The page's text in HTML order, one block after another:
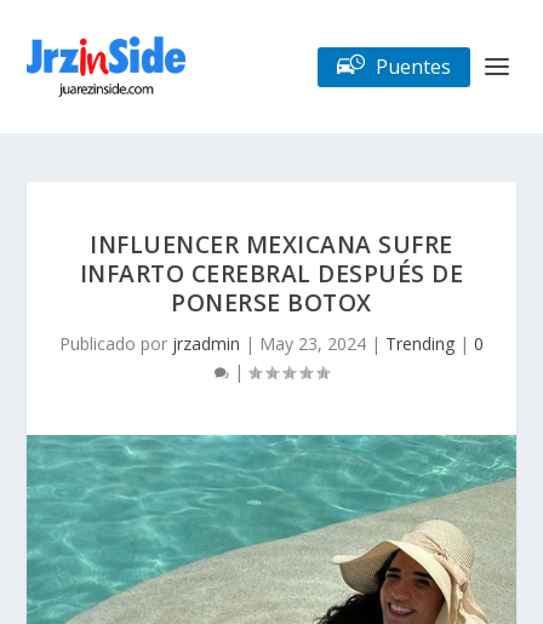
Puentes
INFLUENCER MEXICANA SUFRE
INFARTO CEREBRAL DESPUÉS DE
PONERSE BOTOX
Publicado por jrzadmin | May 23, 2024 | Trending | 0
|